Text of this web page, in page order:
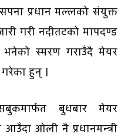
प्रधान मल्लको संयुक्त
गरी नदीतटको मापदण्ड
स्मरण गराउँदै मेयर
हुन् ।
बुधबार मेयर
ओली नै प्रधानमन्त्री